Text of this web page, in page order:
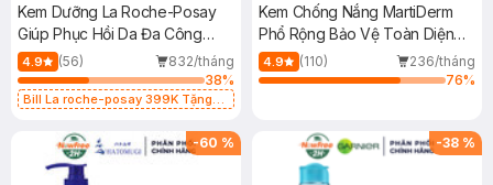
Kem Dưỡng La Roche-Posay
Giúp Phục Hồi Da Đa Công
Dụng 40ml
4.9 (56)
832/tháng
38%
Bill La roche-posay 399K Tặng
(SL có hạn)
Kem Chống Nắng MartiDerm
Phổ Rộng Bảo Vệ Toàn Diện
40ml
4.9 (110)
236/tháng
76%
-60 % -38 %